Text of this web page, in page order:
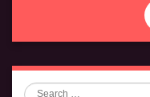
Search